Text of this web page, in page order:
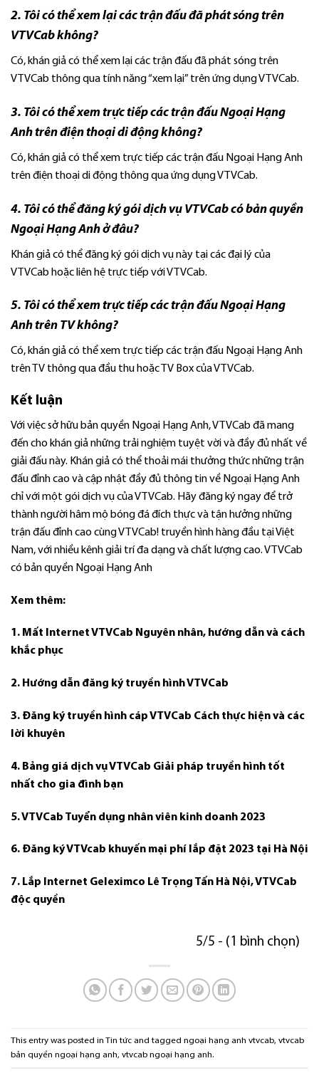
2. Tôi có thể xem lại các trận đấu đã phát sóng trên
VTVCab không?
Có, khán giả có thể xem lại các trận đấu đã phát sóng trên
VTVCab thông qua tính năng “xem lại” trên ứng dụng VTVCab.
3. Tôi có thể xem trực tiếp các trận đấu Ngoại Hạng
Anh trên điện thoại di động không?
Có, khán giả có thể xem trực tiếp các trận đấu Ngoại Hạng Anh
trên điện thoại di động thông qua ứng dụng VTVCab.
4. Tôi có thể đăng ký gói dịch vụ VTVCab có bản quyền
Ngoại Hạng Anh ở đâu?
Khán giả có thể đăng ký gói dịch vụ này tại các đại lý của
VTVCab hoặc liên hệ trực tiếp với VTVCab.
5. Tôi có thể xem trực tiếp các trận đấu Ngoại Hạng
Anh trên TV không?
Có, khán giả có thể xem trực tiếp các trận đấu Ngoại Hạng Anh
trên TV thông qua đầu thu hoặc TV Box của VTVCab.
Kết luận
Với việc sở hữu bản quyền Ngoại Hạng Anh, VTVCab đã mang
đến cho khán giả những trải nghiệm tuyệt vời và đầy đủ nhất về
giải đấu này. Khán giả có thể thoải mái thưởng thức những trận
đấu đỉnh cao và cập nhật đầy đủ thông tin về Ngoại Hạng Anh
chỉ với một gói dịch vụ của VTVCab. Hãy đăng ký ngay để trở
thành người hâm mộ bóng đá đích thực và tận hưởng những
trận đấu đỉnh cao cùng VTVCab! truyền hình hàng đầu tại Việt
Nam, với nhiều kênh giải trí đa dạng và chất lượng cao. VTVCab
có bản quyền Ngoại Hạng Anh
Xem thêm:
1. Mất Internet VTVCab Nguyên nhân, hướng dẫn và cách
khắc phục
2. Hướng dẫn đăng ký truyền hình VTVCab
3. Đăng ký truyền hình cáp VTVCab Cách thực hiện và các
lời khuyên
4. Bảng giá dịch vụ VTVCab Giải pháp truyền hình tốt
nhất cho gia đình bạn
5. VTVCab Tuyển dụng nhân viên kinh doanh 2023
6. Đăng ký VTVcab khuyến mại phí lắp đặt 2023 tại Hà Nội
7. Lắp Internet Geleximco Lê Trọng Tấn Hà Nội, VTVCab
độc quyền
5/5 - (1 bình chọn)
This entry was posted in Tin tức and tagged ngoại hạng anh vtvcab, vtvcab
bản quyền ngoại hạng anh, vtvcab ngoại hạng anh.